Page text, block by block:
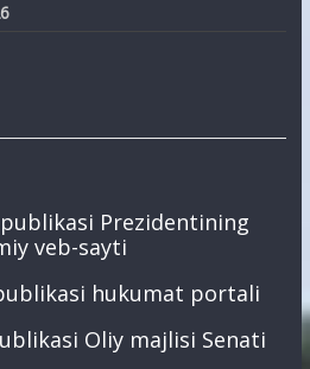
Prezidentining
veb-sayti
hukumat portali
Oliy majlisi Senati